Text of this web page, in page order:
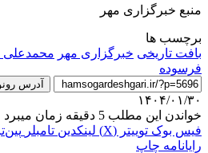
منبع خبرگزاری مهر
برچسب ها
بافت تاریخی خبرگزاری مهر محمدعلی
فرسوده
آدرس
۱۴۰۴/۰۱/۳۰
خواندن این مطلب 5 دقیقه زمان میبرد
فیس بوک توییتر (X) لینکدین ‫تامبلر
رایانامه چاپ